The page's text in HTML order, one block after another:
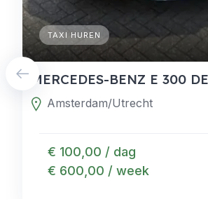
TAXI HUREN
MERCEDES-BENZ E 300
Amsterdam/Utrecht
€ 100,00 / dag
€ 600,00 / week